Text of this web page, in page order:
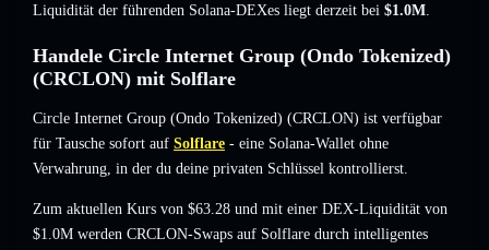
Liquidität der führenden Solana-DEXes liegt derzeit bei $1.0M.
Handele Circle Internet Group (Ondo Tokenized)
(CRCLON) mit Solflare
Circle Internet Group (Ondo Tokenized) (CRCLON) ist verfügbar
für Tausche sofort auf Solflare - eine Solana-Wallet ohne
Verwahrung, in der du deine privaten Schlüssel kontrollierst.
Zum aktuellen Kurs von $63.28 und mit einer DEX-Liquidität von
$1.0M werden CRCLON-Swaps auf Solflare durch intelligentes